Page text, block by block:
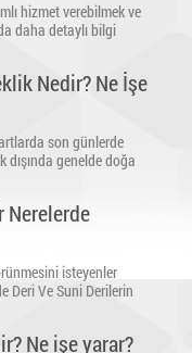
hizmet verebilmek ve
daha detaylı bilgi
Nedir? Ne İşe
son günlerde
genelde doğa
içinde taşınır. Hatta
sapına kadar bir çok
Nerelerde
isteyenler
Deri Ve Suni Derilerin
Ne işe yarar?